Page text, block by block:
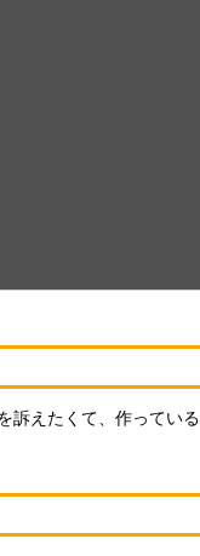
訴えたくて、作っている